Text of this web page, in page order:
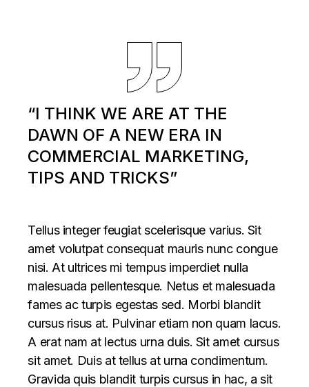
“I THINK WE ARE AT THE
DAWN OF A NEW ERA IN
COMMERCIAL MARKETING,
TIPS AND TRICKS”
Tellus integer feugiat scelerisque varius. Sit
amet volutpat consequat mauris nunc congue
nisi. At ultrices mi tempus imperdiet nulla
malesuada pellentesque. Netus et malesuada
fames ac turpis egestas sed. Morbi blandit
cursus risus at. Pulvinar etiam non quam lacus.
A erat nam at lectus urna duis. Sit amet cursus
sit amet. Duis at tellus at urna condimentum.
Gravida quis blandit turpis cursus in hac, a sit